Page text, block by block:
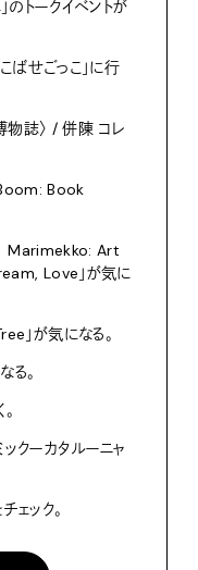
のトークイベントが
ばせごっこ」に行
物誌〉 / 併陳 コレ
Boom: Book
Marimekko: Art
Love」が気に
」が気になる。
る。
ックーカタルーニャ
ェック。